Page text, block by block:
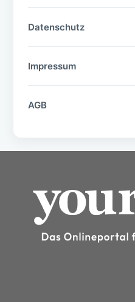
Datenschutz
Impressum
AGB